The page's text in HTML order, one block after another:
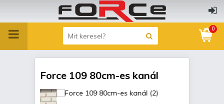
0
Force 109 80cm-es kanál